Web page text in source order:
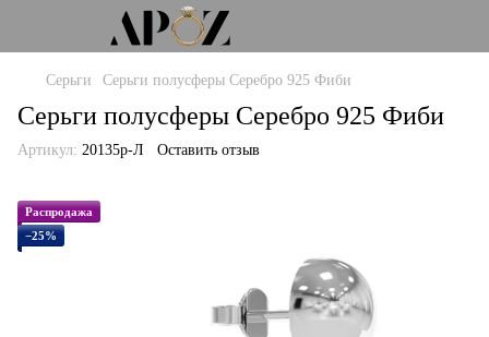
Серьги Серьги полусферы Серебро 925 Фиби
Серьги полусферы Серебро 925 Фиби
Артикул: 20135р-Л Оставить отзыв
Распродажа
−25%